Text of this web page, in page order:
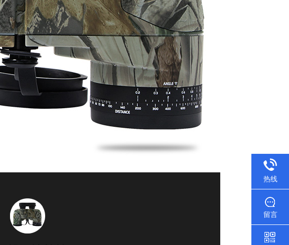
热线
留言